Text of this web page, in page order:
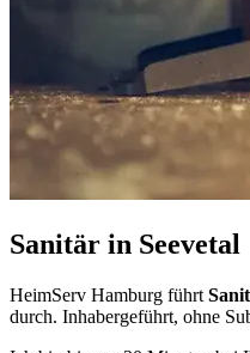
Sanitär in Seevetal
HeimServ Hamburg führt
durch. Inhabergeführt, ohne